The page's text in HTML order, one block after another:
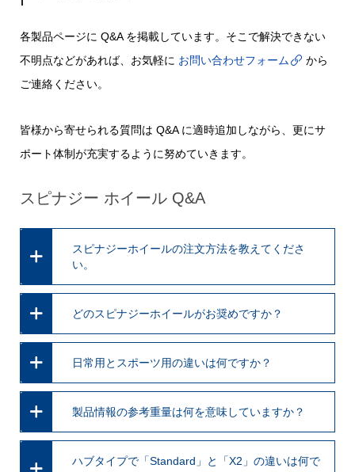
各製品ページに Q&A を掲載しています。そこで解決できない
不明点などがあれば、お気軽に お問い合わせフォーム
から
ご連絡ください。
皆様から寄せられる質問は Q&A に適時追加しながら、更にサ
ポート体制が充実するように努めていきます。
スピナジー ホイール Q&A
スピナジーホイールの注文方法を教えてくださ
い。
どのスピナジーホイールがお奨めですか？
日常用とスポーツ用の違いは何ですか？
製品情報の参考重量は何を意味していますか？
ハブタイプで「Standard」と「X2」の違いは何で